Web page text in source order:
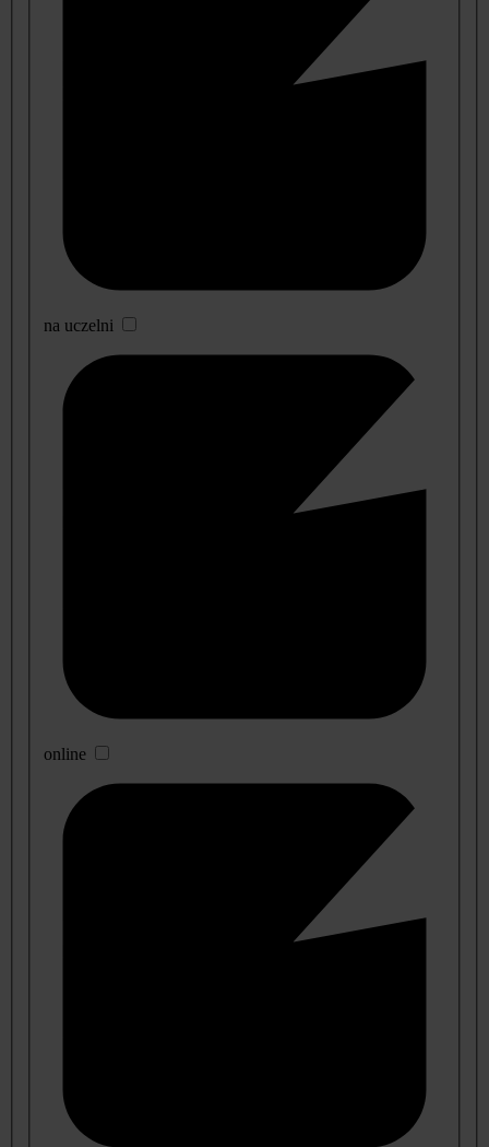
na uczelni
online